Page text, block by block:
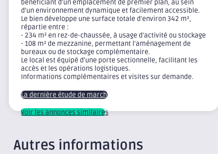
bénéficiant d'un emplacement de premier plan, au sein
d'un environnement dynamique et facilement accessible.
Le bien développe une surface totale d'environ 342 m²,
répartie entre :
- 234 m² en rez-de-chaussée, à usage d'activité ou stockage
- 108 m² de mezzanine, permettant l'aménagement de
bureaux ou de stockage complémentaire.
Le local est équipé d'une porte sectionnelle, facilitant les
accès et les opérations logistiques.
Informations complémentaires et visites sur demande.
La dernière étude de marché
Voir les annonces similaires
Autres informations